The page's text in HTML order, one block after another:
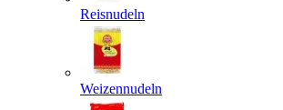
Reisnudeln
Weizennudeln